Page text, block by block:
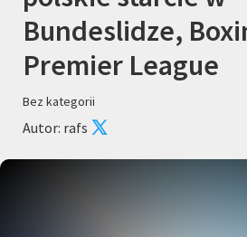
Bundeslidze,
Premier League
Bez kategorii
Autor: rafs